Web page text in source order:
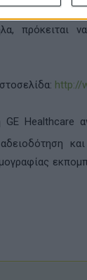
-8931 σε
πρόκειται
http://
GE Healthcare